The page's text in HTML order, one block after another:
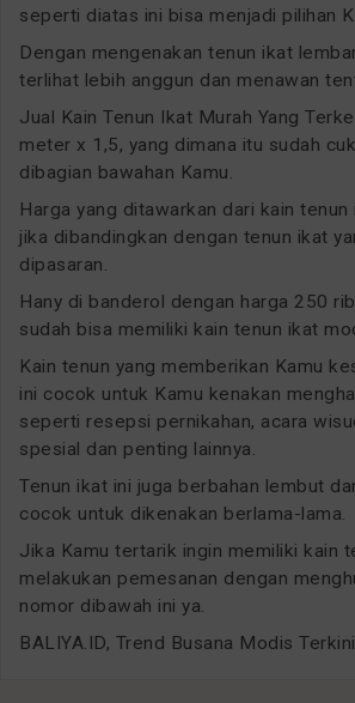
seperti diatas ini bisa menjadi pilihan
Dengan mengenakan tenun ikat
terlihat lebih anggun dan menawan
Jual Kain Tenun Ikat Murah Yang
meter x 1,5, yang dimana itu sudah
dibagian bawahan Kamu.
Harga yang ditawarkan dari kain tenun
jika dibandingkan dengan tenun ikat
dipasaran.
Hany di banderol dengan harga 250
sudah bisa memiliki kain tenun ikat
Kain tenun yang memberikan Kamu
ini cocok untuk Kamu kenakan
seperti resepsi pernikahan, acara
spesial dan penting lainnya.
Tenun ikat ini juga berbahan lembut
cocok untuk dikenakan berlama-lama.
Jika Kamu tertarik ingin memiliki kain
melakukan pemesanan dengan
nomor dibawah ini ya.
BALIYA.ID, Trend Busana Modis Terkini.